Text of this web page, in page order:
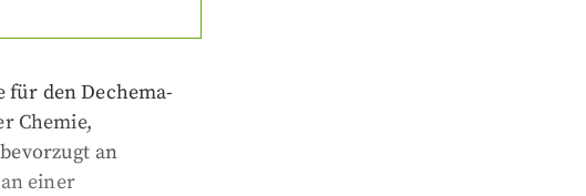
für den Dechema-
Chemie,
an
einer